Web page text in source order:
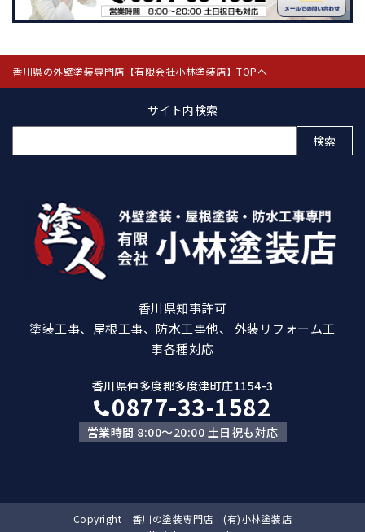
香川県の外壁塗装専門店【有限会社小林塗装店】TOPへ
サイト内検索
索:
香川県知事許可
塗装工事、屋根工事、防水工事他、 外装リフォーム工
事各種対応
香川県仲多度郡多度津町庄1154-3
0877-33-1582
営業時間 8:00～20:00 土日祝も対応
Copyright 香川の塗装専門店 (有)小林塗装店